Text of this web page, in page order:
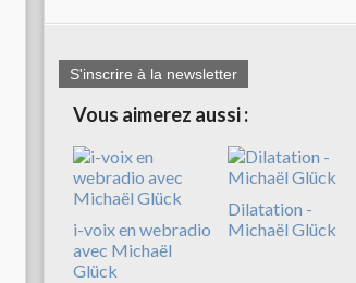
S'inscrire à la newsletter
Vous aimerez aussi :
i-voix en webradio
avec Michaël
Glück
Dilatation -
Michaël Glück